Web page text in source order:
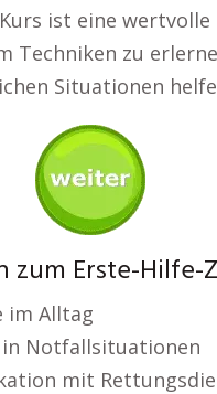
ist eine wertvolle
Techniken zu
Situationen
zum Erste-Hilfe-
im Alltag
Notfallsituationen
mit